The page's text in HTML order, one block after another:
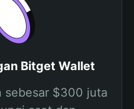
Bitget Wallet
sebesar $300 juta